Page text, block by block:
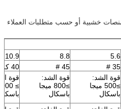
5.6
8.8
10.9
35 #
45 #
40 كر
قوة الشد:
≥500 ميجا
باسكال
قوة الشد:
≥800 ميجا
باسكال
قوة